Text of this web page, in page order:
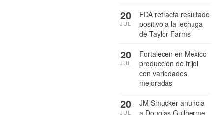
FDA retracta resultado
positivo a la lechuga
de Taylor Farms
20
JUL
Fortalecen en México
producción de frijol
con variedades
mejoradas
20
JUL
JM Smucker anuncia
a Douglas Guilherme
20
JUL